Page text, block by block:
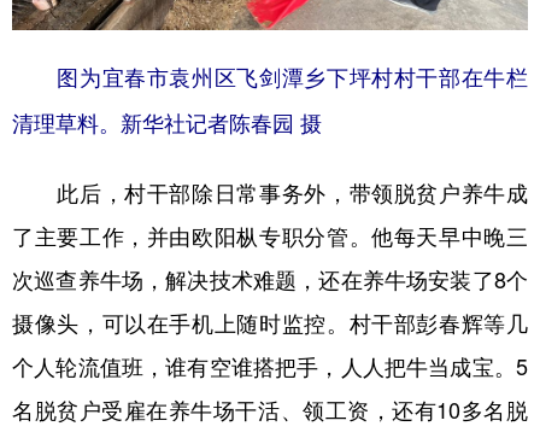
图为宜春市袁州区飞剑潭乡下坪村村干部在牛栏
清理草料。新华社记者陈春园 摄
此后，村干部除日常事务外，带领脱贫户养牛成
了主要工作，并由欧阳枞专职分管。他每天早中晚三
次巡查养牛场，解决技术难题，还在养牛场安装了8个
摄像头，可以在手机上随时监控。村干部彭春辉等几
个人轮流值班，谁有空谁搭把手，人人把牛当成宝。5
名脱贫户受雇在养牛场干活、领工资，还有10多名脱